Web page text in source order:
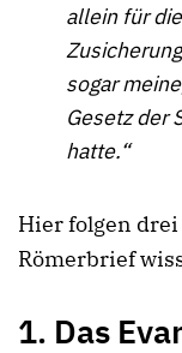
allein für
sogar
Gesetz der
hatte.“
Hier folgen
Römerbrief
1. Das